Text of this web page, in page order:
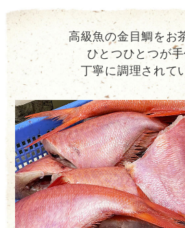
高級魚の金目鯛をお
ひとつひとつが
丁寧に調理されて